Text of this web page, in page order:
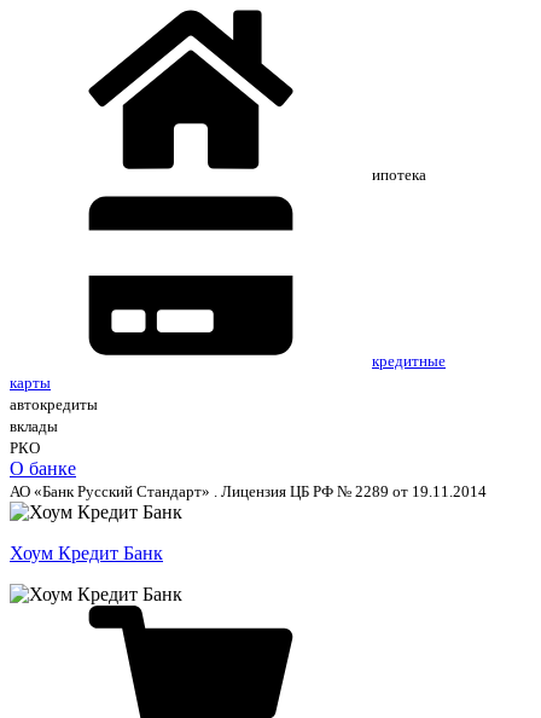
ипотека
кредитные
карты
автокредиты
вклады
РКО
О банке
АО «Банк Русский Стандарт» . Лицензия ЦБ РФ № 2289 от 19.11.2014
Хоум Кредит Банк